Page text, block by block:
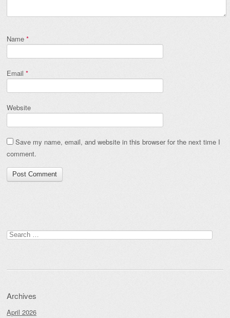
Name *
Email *
Website
Save my name, email, and website in this browser for the next time I
comment.
Search
for:
Archives
April 2026